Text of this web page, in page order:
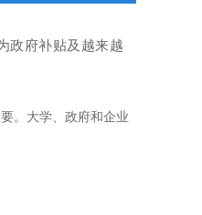
政府补贴及越来越
。大学、政府和企业